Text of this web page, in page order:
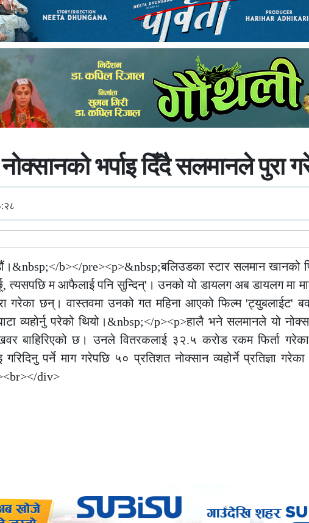
भर्पाइ दिँदै सलमानले पुरा
b></pre><p>&nbsp;बलिउडका स्टार सलमान खानको
त्यसपछि म आफैलाई पनि सुन्दिन्'। उनको यो डायलग अब डायलग
गरेका छन्। वास्तवमा उनको गत महिना आएको फिल्म 'ट्युबलाईट'
व्यहोर्नु परेको थियो।&nbsp;</p><p>हालै भने सलमानले यो
खवर बाहिरिएको छ। उनले वितरकलाई ३२.५ करोड रकम फिर्ता
गरिदिनु पर्ने माग गरेपछि ५० प्रतिशत नोक्सान व्यहोर्ने प्रतिज्ञा
div>